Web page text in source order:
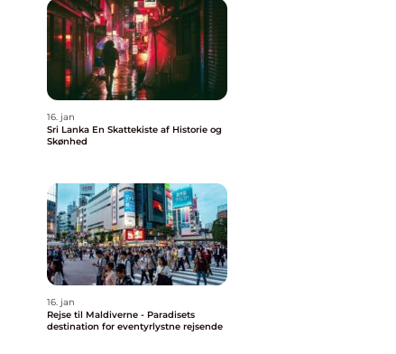
16. jan
Sri Lanka En Skattekiste af Historie og
Skønhed
16. jan
Rejse til Maldiverne - Paradisets
destination for eventyrlystne rejsende